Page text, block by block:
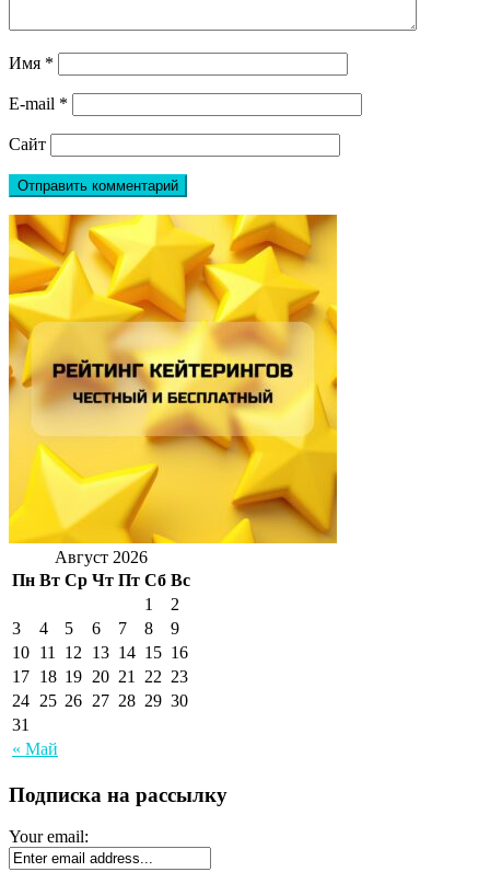
Имя *
E-mail *
Сайт
Август 2026
Пн Вт Ср Чт Пт Сб Вс
« Май
1
2
3
4 5 6 7 8
9
10 11 12 13 14 15 16
17 18 19 20 21 22 23
24 25 26 27 28 29 30
31
Подписка на рассылку
Your email: